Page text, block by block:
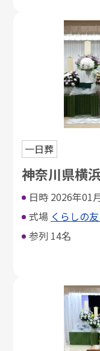
一日葬
神奈川県横
日時 2026年01
式場 くらしの
参列 14名